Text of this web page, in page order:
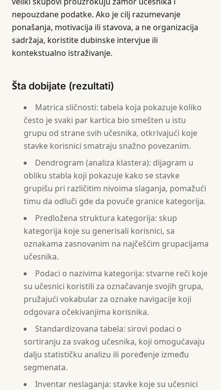
nepouzdane podatke. Ako je cilj razumevanje
ponašanja, motivacija ili stavova, a ne organizacija
sadržaja, koristite dubinske intervjue ili
kontekstualno istraživanje.
Šta dobijate (rezultati)
Matrica sličnosti: tabela koja pokazuje koliko
često je svaki par kartica bio smešten u istu
grupu od strane svih učesnika, otkrivajući koje
stavke korisnici smatraju snažno povezanim.
Dendrogram (analiza klastera): dijagram u
obliku stabla koji pokazuje kako se stavke
grupišu pri različitim nivoima slaganja, pomažući
timu da odluči gde da povuče granice kategorija.
Predložena struktura kategorija: skup
kategorija koje su generisali korisnici, sa
oznakama zasnovanim na najčešćim grupacijama
učesnika.
Podaci o nazivima kategorija: stvarne reči koje
su učesnici koristili za označavanje svojih grupa,
pružajući vokabular za oznake navigacije koji
odgovara očekivanjima korisnika.
Standardizovana tabela: sirovi podaci o
sortiranju za svakog učesnika, koji omogućavaju
dalju statističku analizu ili poređenje između
segmenata.
Inventar neslaganja: stavke koje su učesnici